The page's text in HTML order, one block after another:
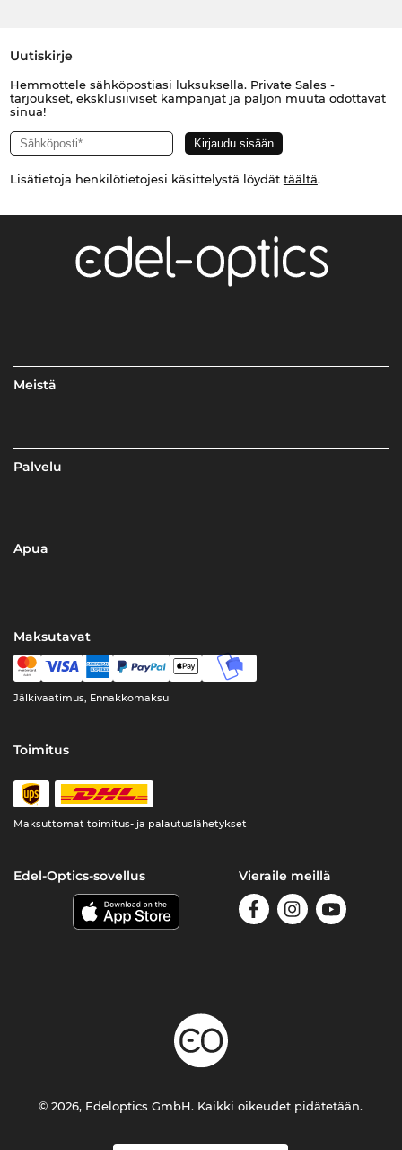
Uutiskirje
Hemmottele sähköpostiasi luksuksella. Private Sales -
tarjoukset, eksklusiiviset kampanjat ja paljon muuta odottavat
sinua!
Lisätietoja henkilötietojesi käsittelystä löydät täältä.
Meistä
Palvelu
Apua
Maksutavat
Jälkivaatimus, Ennakkomaksu
Toimitus
Maksuttomat toimitus- ja palautuslähetykset
Edel-Optics-sovellus Vieraile meillä
© 2026, Edeloptics GmbH. Kaikki oikeudet pidätetään.